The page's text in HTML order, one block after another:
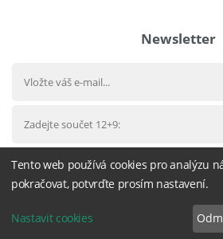
Newsletter
© 2016 - 2026 DárekHned.cz
Tento web používá cookies pro analýzu
pokračovat, potvrďte prosím nastavení.
Nastavit cookies